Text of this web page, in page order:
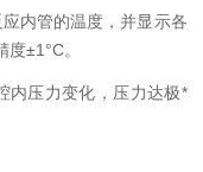
内管的温度，并显示各
±1°C。
内压力变化，压力达极*